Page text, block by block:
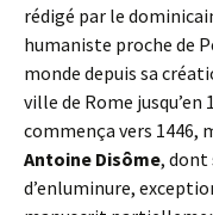
rédigé par le
humaniste proche de
monde depuis sa
ville de Rome
commença vers 1446,
Antoine Disôme, dont
d’enluminure,